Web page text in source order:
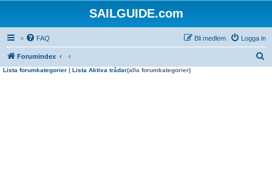
SAILGUIDE.com
> FAQ Logga in
Bli medlem
Forumindex
Lista forumkategorier | Lista Aktiva trådar(alla forumkategorier)